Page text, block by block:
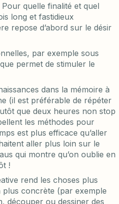
quelle finalité et quel
long et fastidieux
repose d’abord sur le désir
par exemple sous
permet de stimuler le
dans la mémoire à
(il est préférable de répéter
que deux heures non stop
les méthodes pour
est plus efficace qu’aller
aller plus loin sur le
qui montre qu’on oublie en
!
rend les choses plus
plus concrète (par exemple
découper ou dessiner des